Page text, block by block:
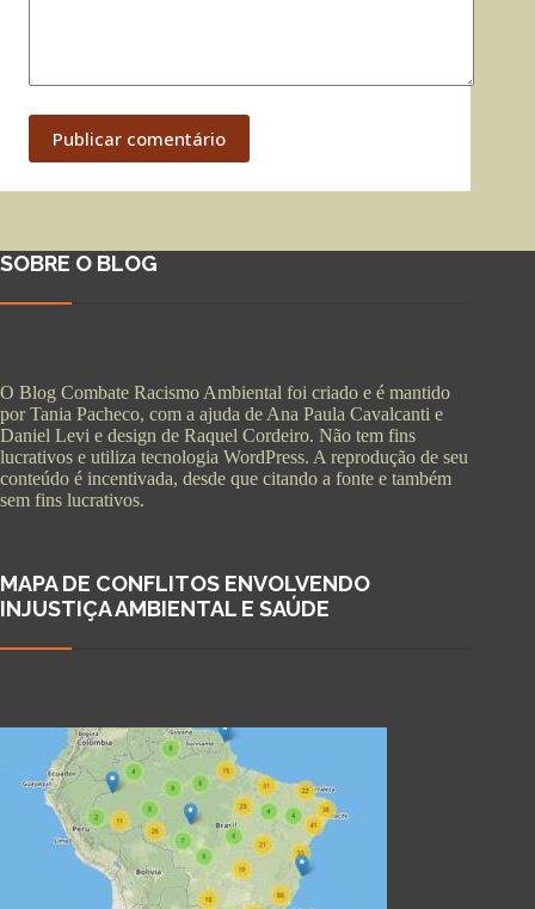
Publicar comentário
SOBRE O BLOG
O Blog Combate Racismo Ambiental foi criado e é mantido
por Tania Pacheco, com a ajuda de Ana Paula Cavalcanti e
Daniel Levi e design de Raquel Cordeiro. Não tem fins
lucrativos e utiliza tecnologia WordPress. A reprodução de seu
conteúdo é incentivada, desde que citando a fonte e também
sem fins lucrativos.
MAPA DE CONFLITOS ENVOLVENDO
INJUSTIÇA AMBIENTAL E SAÚDE